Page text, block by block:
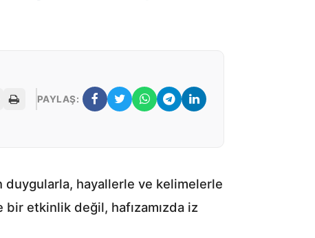
PAYLAŞ:
duygularla, hayallerle ve kelimelerle
etkinlik değil, hafızamızda iz